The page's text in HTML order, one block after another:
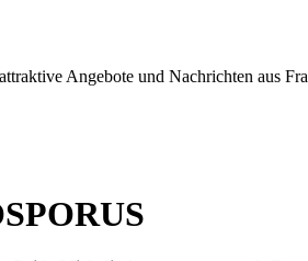
Angebote und Nachrichten aus